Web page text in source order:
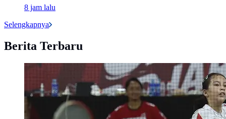
8 jam lalu
Selengkapnya
Berita Terbaru